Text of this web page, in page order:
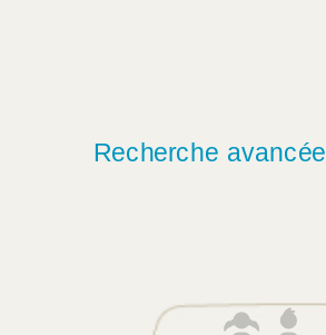
Recherche avancée